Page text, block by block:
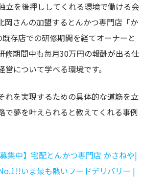
立を後押ししてくれる環境で働ける会
岡さんの加盟するとんかつ専門店「か
存店での研修期間を経てオーナーと
修期間中も毎月30万円の報酬が出る仕
について学べる環境です。
れを実現するための具体的な道筋を立
で夢を叶えられると教えてくれる事例
募集中】宅配とんかつ専門店 かさねや|
いま最も熱いフードデリバリー |